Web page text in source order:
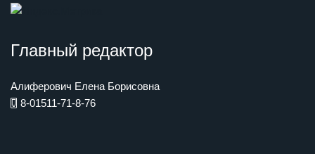
Главный редактор
Алиферович Елена Борисовна
8-01511-71-8-76